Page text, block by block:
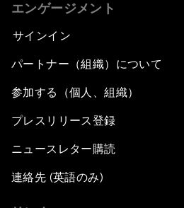
エンゲージメント
サインイン
パートナー（組織）について
参加する（個人、組織）
プレスリリース登録
ニュースレター購読
連絡先 (英語のみ)